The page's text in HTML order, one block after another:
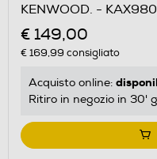
KENWOOD. -
€ 149,00
€ 169,99 consigliato
Acquisto online:
Ritiro in negozio in 30'